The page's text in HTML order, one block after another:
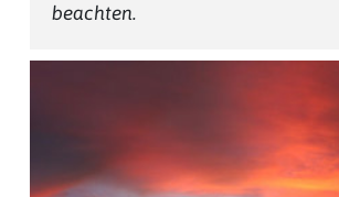
beachten.